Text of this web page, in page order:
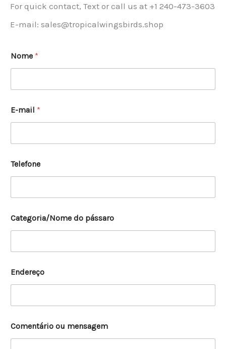
For quick contact, Text or call us at +1 240-473-3603
E-mail: sales@tropicalwingsbirds.shop
Nome *
E-mail *
Telefone
Categoria/Nome do pássaro
Endereço
Comentário ou mensagem